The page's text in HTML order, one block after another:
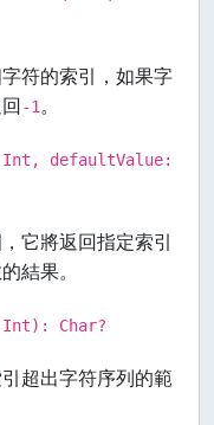
符的索引，如果字
-1。
Int, defaultValue:
它將返回指定索引
結果。
Int): Char?
超出字符序列的範